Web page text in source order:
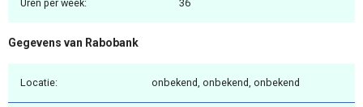
Uren per week: 36
Gegevens van Rabobank
Locatie: onbekend, onbekend, onbekend